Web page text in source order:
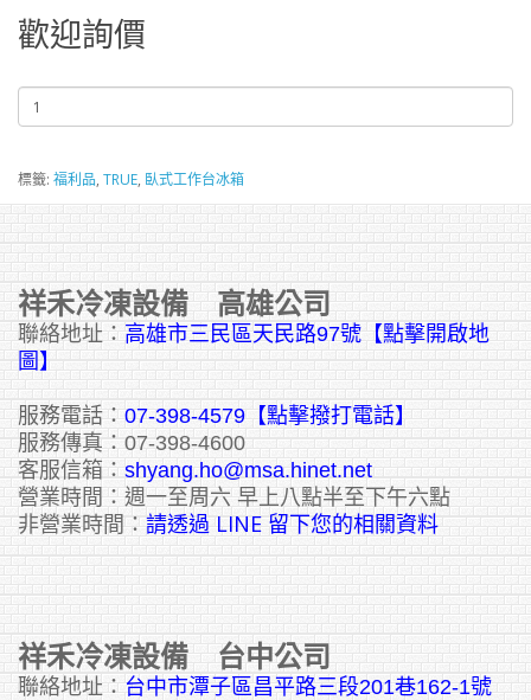
歡迎詢價
標籤: 福利品, TRUE, 臥式工作台冰箱
祥禾冷凍設備 高雄公司
聯絡地址： 高雄市三民區天民路97號【點擊開啟地
圖】
服務電話： 07-398-4579【點擊撥打電話】
服務傳真：07-398-4600
客服信箱： shyang.ho@msa.hinet.net
營業時間：週一至周六 早上八點半至下午六點
非營業時間： 請透過 LINE 留下您的相關資料
祥禾冷凍設備 台中公司
聯絡地址： 台中市潭子區昌平路三段201巷162-1號